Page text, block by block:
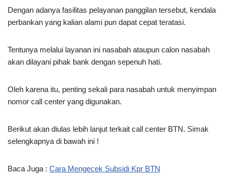
Dengan adanya fasilitas pelayanan panggilan tersebut, kendala
perbankan yang kalian alami pun dapat cepat teratasi.
Tentunya melalui layanan ini nasabah ataupun calon nasabah
akan dilayani pihak bank dengan sepenuh hati.
Oleh karena itu, penting sekali para nasabah untuk menyimpan
nomor call center yang digunakan.
Berikut akan diulas lebih lanjut terkait call center BTN. Simak
selengkapnya di bawah ini !
Baca Juga : Cara Mengecek Subsidi Kpr BTN